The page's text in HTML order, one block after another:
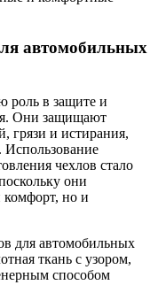
автомобильных
роль в защите и
Они защищают
грязи и истирания,
чехлов стало
они
комфорт, но и
для автомобильных
ткань с узором,
способом